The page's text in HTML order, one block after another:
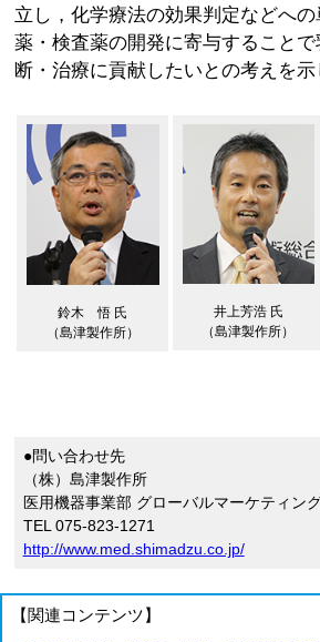
立し，化学療法の効果判定などへ
薬・検査薬の開発に寄与すること
断・治療に貢献したいとの考えを示
鈴木 悟 氏
（島津製作所）
井上芳浩 氏
（島津製作所）
●問い合わせ先
（株）島津製作所
医用機器事業部 グローバルマーケティン
TEL 075-823-1271
http://www.med.shimadzu.co.jp/
【関連コンテンツ】